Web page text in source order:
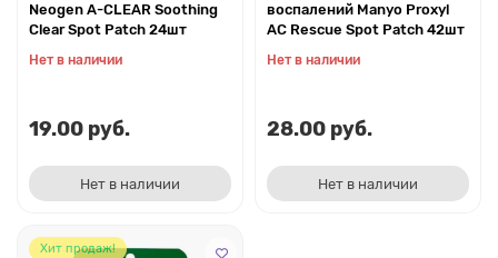
Neogen A-CLEAR Soothing
Clear Spot Patch 24шт
Нет в наличии
19.00 руб.
Нет в наличии
воспалений Manyo Proxyl
AC Rescue Spot Patch 42шт
Нет в наличии
28.00 руб.
Нет в наличии
Хит продаж!